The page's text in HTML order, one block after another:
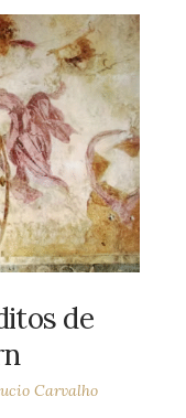
de
Carvalho